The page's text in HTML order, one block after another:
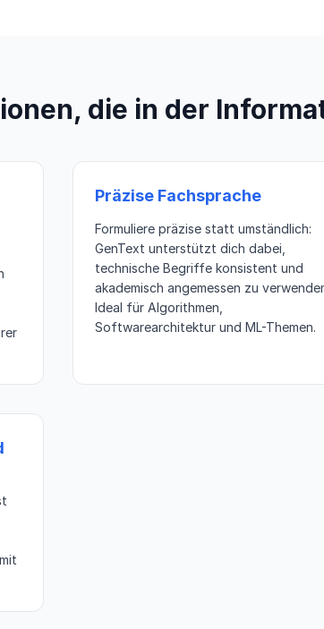
die in der
Präzise Fachsprache
Formuliere präzise statt umständlich:
GenText unterstützt dich dabei,
technische Begriffe konsistent und
akademisch angemessen zu
Ideal für Algorithmen,
Softwarearchitektur und ML-Themen.